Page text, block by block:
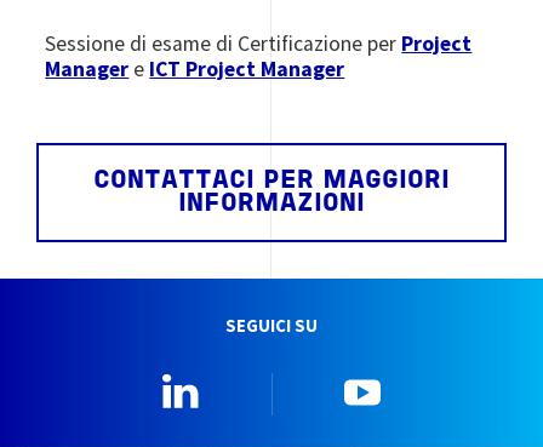
Sessione di esame di Certificazione per Project
Manager e ICT Project Manager
CONTATTACI PER MAGGIORI
INFORMAZIONI
SEGUICI SU